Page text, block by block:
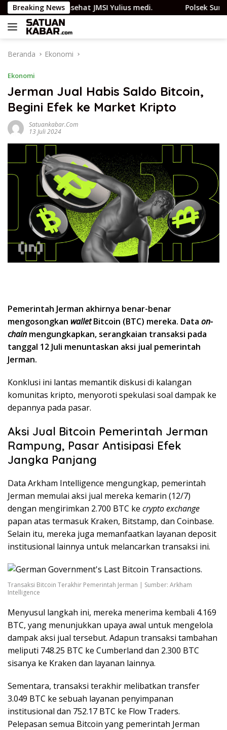
Langsung
ke
konten
Breaking News
Istri Penasehat JMSI Yulius medi. Polsek Sungai
Beranda Ekonomi
Ekonomi
Jerman Jual Habis Saldo Bitcoin,
Begini Efek ke Market Kripto
Satuankabar.com
13 Juli 2024
Pemerintah Jerman akhirnya benar-benar
mengosongkan walletBitcoin (BTC) mereka. Data on-
chain mengungkapkan, serangkaian transaksi pada
tanggal 12 Juli menuntaskan aksi jual pemerintah
Jerman.
Konklusi ini lantas memantik diskusi di kalangan
komunitas kripto, menyoroti spekulasi soal dampak ke
depannya pada pasar.
Aksi Jual Bitcoin Pemerintah Jerman
Rampung, Pasar Antisipasi Efek
Jangka Panjang
Data Arkham Intelligence mengungkap, pemerintah
Jerman memulai aksi jual mereka kemarin (12/7)
dengan mengirimkan 2.700 BTC ke crypto exchange
papan atas termasuk Kraken, Bitstamp, dan Coinbase.
Selain itu, mereka juga memanfaatkan layanan deposit
institusional lainnya untuk melancarkan transaksi ini.
Transaksi Bitcoin Terakhir Pemerintah Jerman | Sumber: Arkham
Intelligence
Menyusul langkah ini, mereka menerima kembali 4.169
BTC, yang menunjukkan upaya awal untuk mengelola
dampak aksi jual tersebut. Adapun transaksi tambahan
meliputi 748.25 BTC ke Cumberland dan 2.300 BTC
sisanya ke Kraken dan layanan lainnya.
Sementara, transaksi terakhir melibatkan transfer
3.049 BTC ke sebuah layanan penyimpanan
institusional dan 752.17 BTC ke Flow Traders.
Pelepasan semua Bitcoin yang pemerintah Jerman